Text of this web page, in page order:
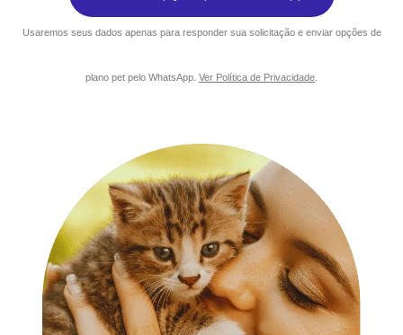
Usaremos seus dados apenas para responder sua solicitação e enviar opções de
plano pet pelo WhatsApp. Ver Política de Privacidade